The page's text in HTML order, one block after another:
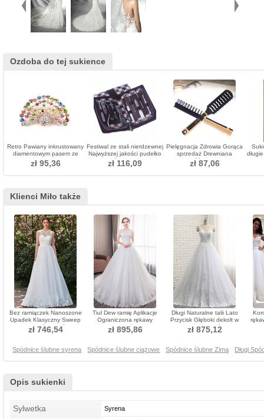
Ozdoba do tej sukience
Retro Pawiany inkrustowany
diamentowym pasem ze
stopu zwierzęcego
zł 95,36
Festiwal ze stali nierdzewnej
Najwyższej jakości pudełko
ze skóry PU Gift 10
piecesAdornment
zł 116,09
Pielęgnacja Zdrowia Gorąca
sprzedaż Drewniana
rękojeść Plastikowa
wysokiej jakości Małe
zł 87,06
Klienci Miło także
Bez ramiączek Nanoszone
Upadek Klasyczny Sweep
pociągu Spódnica ślubne
zł 746,54
Tiul Dew ramię Aplikacje
Ograniczona rękawy
Sukienka ślubne
zł 895,86
Długi Naturalne talii Lato
Przycisk Głęboki dekolt w
serek Sukienka ślubne
zł 875,12
Spódnice ślubne syrena Spódnice ślubne ciążowe Spódnice ślubne Zimą Długi
Opis sukienki
Sylwetka Syrena